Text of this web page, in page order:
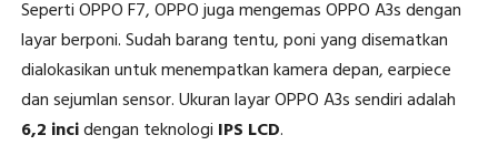
Seperti OPPO F7, OPPO juga mengemas OPPO A3s dengan
layar berponi. Sudah barang tentu, poni yang disematkan
dialokasikan untuk menempatkan kamera depan, earpiece
dan sejumlan sensor. Ukuran layar OPPO A3s sendiri adalah
6,2 incidengan teknologi IPS LCD.